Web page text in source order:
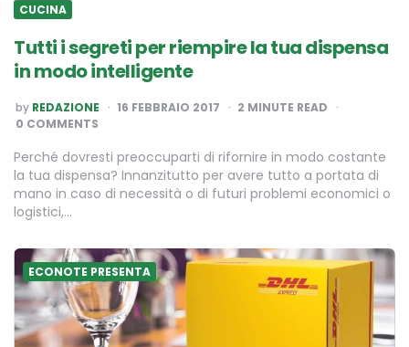
CUCINA
Tutti i segreti per riempire la tua dispensa
in modo intelligente
POSTED
BY
by REDAZIONE 16 FEBBRAIO 2017 2 MINUTE READ
0 COMMENTS
Perché dovresti preoccuparti di rifornire in modo costante
la tua dispensa? Innanzitutto per avere tutto a portata di
mano in caso di necessità o di futuri problemi economici o
logistici,…
ECONOTE PRESENTA